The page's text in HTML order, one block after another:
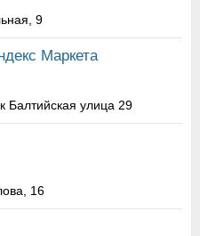
9
Маркета
Балтийская улица 29
16